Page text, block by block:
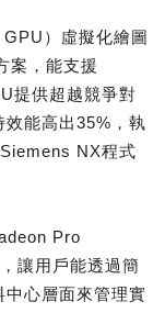
）虛擬化繪圖
案，能支援
提供超越競爭對
能高出35%，執
NX程式
Pro
讓用戶能透過簡
心層面來管理實